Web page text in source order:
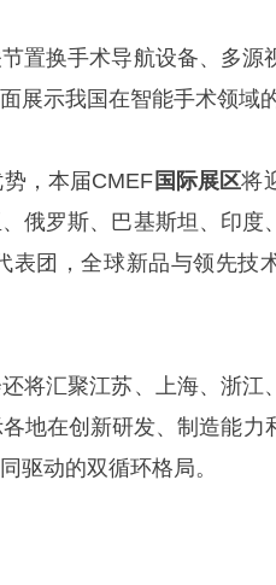
置换手术导航设备、多源
展示我国在智能手术领域
，本届CMEF 国际展区将
俄罗斯、巴基斯坦、印度
表团，全球新品与领先技
将汇聚江苏、上海、浙江
地在创新研发、制造能力
驱动的双循环格局。